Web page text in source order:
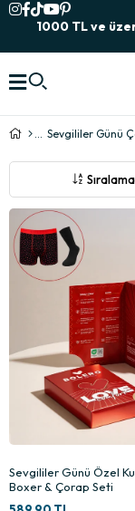
1000 TL ve
Sevgililer Günü
Sıralama
Sevgililer Günü Özel
Boxer & Çorap Seti